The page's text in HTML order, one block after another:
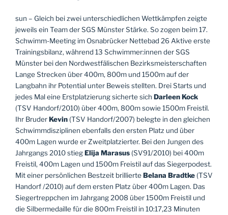
sun – Gleich bei zwei unterschiedlichen Wettkämpfen zeigte
jeweils ein Team der SGS Münster Stärke. So zogen beim 17.
Schwimm-Meeting im Osnabrücker Nettebad 26 Aktive erste
Trainingsbilanz, während 13 Schwimmer:innen der SGS
Münster bei den Nordwestfälischen Bezirksmeisterschaften
Lange Strecken über 400m, 800m und 1500m auf der
Langbahn ihr Potential unter Beweis stellten. Drei Starts und
jedes Mal eine Erstplatzierung sicherte sich Darleen Kock
(TSV Handorf/2010) über 400m, 800m sowie 1500m Freistil.
Ihr BruderKevin (TSV Handorf/2007) belegte in den gleichen
Schwimmdisziplinen ebenfalls den ersten Platz und über
400m Lagen wurde er Zweitplatzierter. Bei den Jungen des
Jahrgangs 2010 stiegElija Marasus (SV91/2010) bei 400m
Freistil, 400m Lagen und 1500m Freistil auf das Siegerpodest.
Mit einer persönlichen Bestzeit brillierteBelana Bradtke (TSV
Handorf /2010) auf dem ersten Platz über 400m Lagen. Das
Siegertreppchen im Jahrgang 2008 über 1500m Freistil und
die Silbermedaille für die 800m Freistil in 10:17,23 Minuten